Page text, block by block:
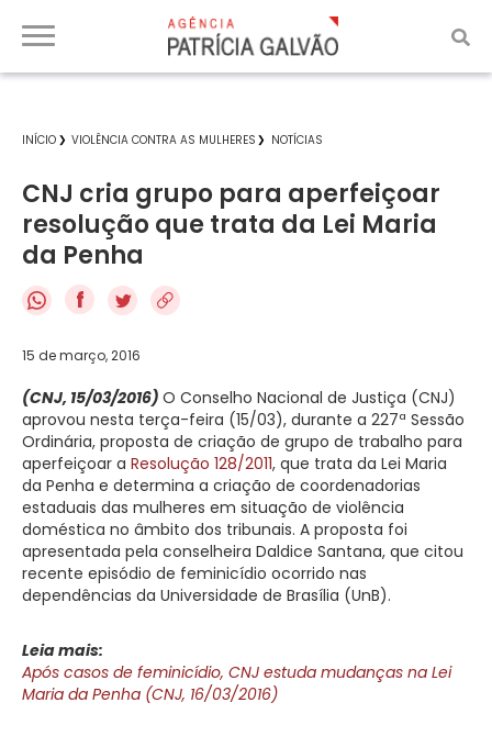
INÍCIO VIOLÊNCIA CONTRA AS MULHERES NOTÍCIAS
CNJ cria grupo para aperfeiçoar
resolução que trata da Lei Maria
da Penha
f
15 de março, 2016
(CNJ, 15/03/2016) O Conselho Nacional de Justiça (CNJ)
aprovou nesta terça-feira (15/03), durante a 227ª Sessão
Ordinária, proposta de criação de grupo de trabalho para
aperfeiçoar a Resolução 128/2011, que trata da Lei Maria
da Penha e determina a criação de coordenadorias
estaduais das mulheres em situação de violência
doméstica no âmbito dos tribunais. A proposta foi
apresentada pela conselheira Daldice Santana, que citou
recente episódio de feminicídio ocorrido nas
dependências da Universidade de Brasília (UnB).
Leia mais:
Após casos de feminicídio, CNJ estuda mudanças na Lei
Maria da Penha (CNJ, 16/03/2016)